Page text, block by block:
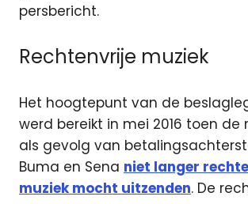
persbericht.
Rechtenvrije muziek
Het hoogtepunt van de
werd bereikt in mei 2016 toen de
als gevolg van
Buma en Sena niet langer
muziek mocht uitzenden. De